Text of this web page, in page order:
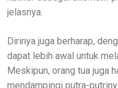
jelasnya.
Dirinya juga berharap,
dapat lebih awal untuk
Meskipun, orang tua juga
mendampingi putra-